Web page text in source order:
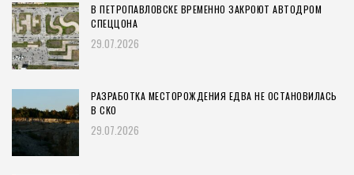
В ПЕТРОПАВЛОВСКЕ ВРЕМЕННО ЗАКРОЮТ АВТОДРОМ
СПЕЦЦОНА
29.07.2026
РАЗРАБОТКА МЕСТОРОЖДЕНИЯ ЕДВА НЕ ОСТАНОВИЛАСЬ
В СКО
29.07.2026